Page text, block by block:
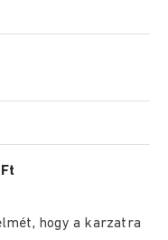
hogy a karzatra